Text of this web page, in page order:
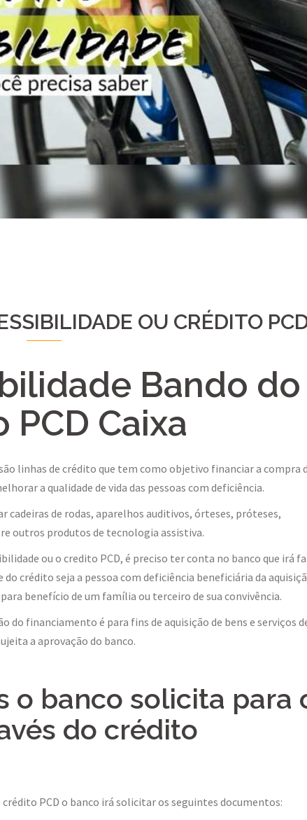
OU CRÉDITO
Bando do
Caixa
linhas de crédito que tem como objetivo financiar a compra
a qualidade de vida das pessoas com deficiência.
cadeiras de rodas, aparelhos auditivos, órteses, próteses,
outros produtos de tecnologia assistiva.
ou o credito PCD, é preciso ter conta no banco que irá
crédito seja a pessoa com deficiência beneficiária da
benefício de um família ou terceiro de sua convivência.
do financiamento é para fins de aquisição de bens e serviços
a aprovação do banco.
o banco solicita para
do crédito
PCD o banco irá solicitar os seguintes documentos: